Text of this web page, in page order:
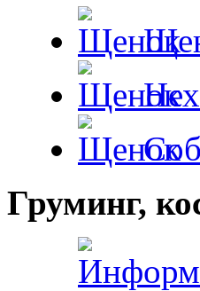
Груминг,